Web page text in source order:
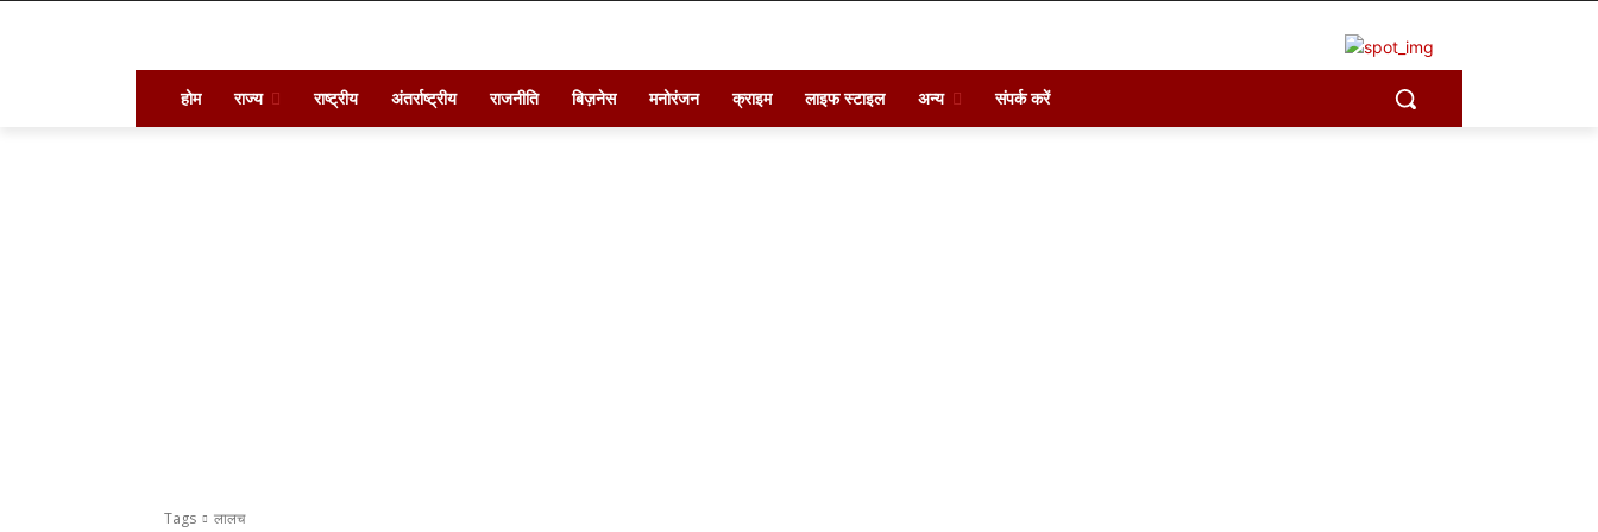
होम राज्य राष्ट्रीय अंतर्राष्ट्रीय राजनीति बिज़नेस मनोरंजन क्राइम लाइफ स्टाइल अन्य संपर्क करें
Tags लालच